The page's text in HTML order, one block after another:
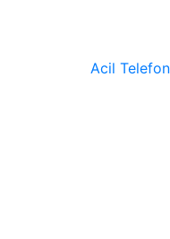
Acil Telefon